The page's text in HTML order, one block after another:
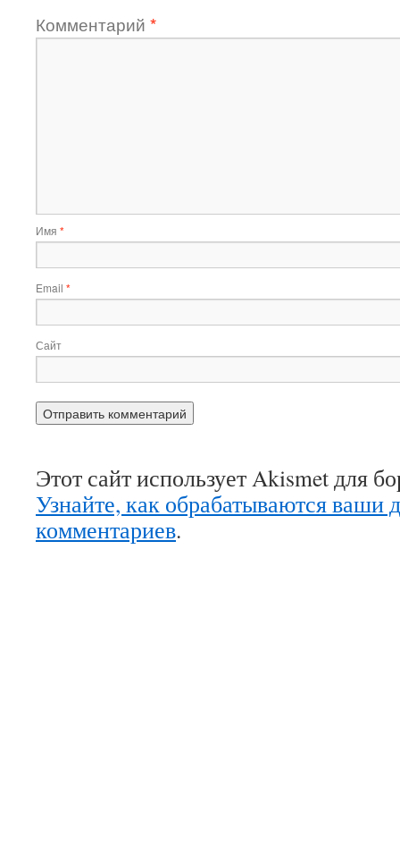
Комментарий *
Имя *
Email *
Сайт
Этот сайт использует Akismet для
Узнайте, как обрабатываются ваши
комментариев.